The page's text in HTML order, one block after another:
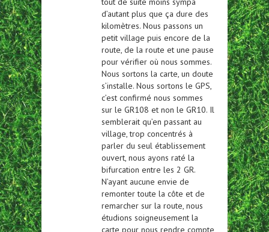
d’autant plus que ça dure des
kilomètres. Nous passons un
petit village puis encore de la
route, de la route et une pause
pour vérifier où nous sommes.
Nous sortons la carte, un doute
s’installe. Nous sortons le GPS,
c’est confirmé nous sommes
sur le GR108 et non le GR10. Il
semblerait qu’en passant au
village, trop concentrés à
parler du seul établissement
ouvert, nous ayons raté la
bifurcation entre les 2 GR.
N’ayant aucune envie de
remonter toute la côte et de
remarcher sur la route, nous
étudions soigneusement la
carte pour nous rendre compte